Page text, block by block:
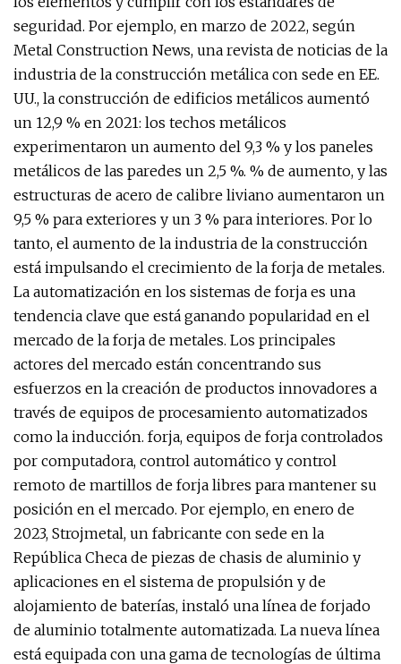
seguridad. Por ejemplo, en marzo de 2022, según
Metal Construction News, una revista de noticias de la
industria de la construcción metálica con sede en EE.
UU., la construcción de edificios metálicos aumentó
un 12,9 % en 2021: los techos metálicos
experimentaron un aumento del 9,3 % y los paneles
metálicos de las paredes un 2,5 %. % de aumento, y las
estructuras de acero de calibre liviano aumentaron un
9,5 % para exteriores y un 3 % para interiores. Por lo
tanto, el aumento de la industria de la construcción
está impulsando el crecimiento de la forja de metales.
La automatización en los sistemas de forja es una
tendencia clave que está ganando popularidad en el
mercado de la forja de metales. Los principales
actores del mercado están concentrando sus
esfuerzos en la creación de productos innovadores a
través de equipos de procesamiento automatizados
como la inducción. forja, equipos de forja controlados
por computadora, control automático y control
remoto de martillos de forja libres para mantener su
posición en el mercado. Por ejemplo, en enero de
2023, Strojmetal, un fabricante con sede en la
República Checa de piezas de chasis de aluminio y
aplicaciones en el sistema de propulsión y de
alojamiento de baterías, instaló una línea de forjado
de aluminio totalmente automatizada. La nueva línea
está equipada con una gama de tecnologías de última